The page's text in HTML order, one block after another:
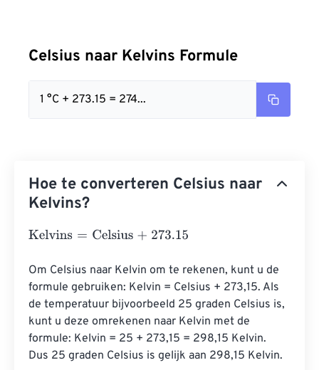
Celsius naar Kelvins Formule
1 °C + 273.15 = 274...
Hoe te converteren Celsius naar
Kelvins?
Kelvins= Celsius+273.15
Om Celsius naar Kelvin om te rekenen, kunt u de
formule gebruiken: Kelvin = Celsius + 273,15. Als
de temperatuur bijvoorbeeld 25 graden Celsius is,
kunt u deze omrekenen naar Kelvin met de
formule: Kelvin = 25 + 273,15 = 298,15 Kelvin.
Dus 25 graden Celsius is gelijk aan 298,15 Kelvin.